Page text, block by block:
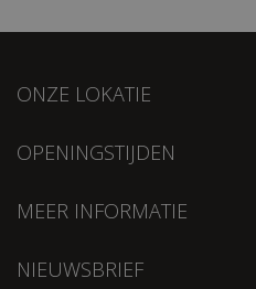
ONZE LOKATIE
OPENINGSTIJDEN
MEER INFORMATIE
NIEUWSBRIEF